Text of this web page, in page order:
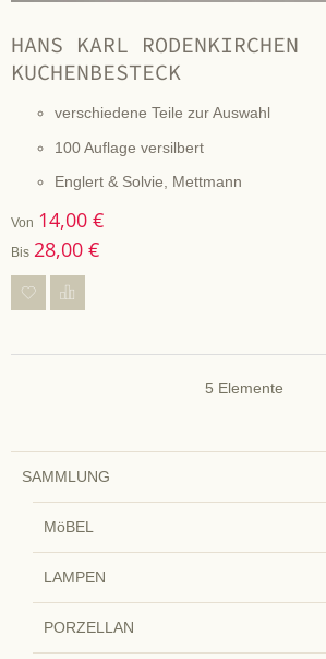
HANS KARL RODENKIRCHEN
KUCHENBESTECK
verschiedene Teile zur Auswahl
100 Auflage versilbert
Englert & Solvie, Mettmann
Von 14,00 €
Bis 28,00 €
5 Elemente
SAMMLUNG
MöBEL
LAMPEN
PORZELLAN